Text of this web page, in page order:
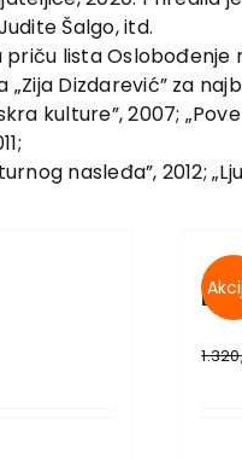
Šalgo, itd.
lista Oslobođenje
Dizdarević” za
kulture”, 2007;
nasleđa”, 2012;